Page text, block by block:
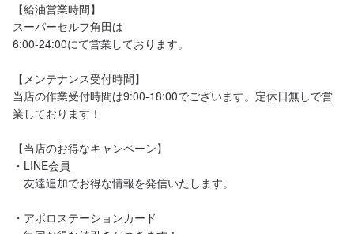
【給油営業時間】
スーパーセルフ角田は
6:00-24:00にて営業しております。
【メンテナンス受付時間】
当店の作業受付時間は9:00-18:00でございます。定休日無しで営
業しております！
【当店のお得なキャンペーン】
・LINE会員
友達追加でお得な情報を発信いたします。
・アポロステーションカード